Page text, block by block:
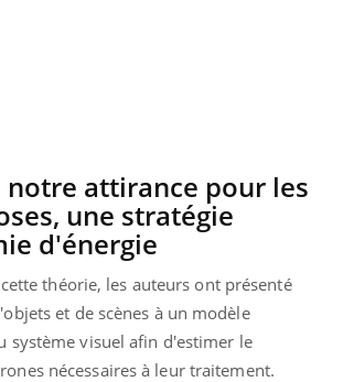
notre attirance pour les
une stratégie
d'énergie
théorie, les auteurs ont présenté
et de scènes à un modèle
système visuel afin d'estimer le
nécessaires à leur traitement.